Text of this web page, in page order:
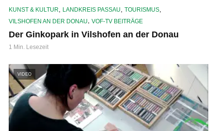
KUNST & KULTUR LANDKREIS PASSAU TOURISMUS
VILSHOFEN AN DER DONAU, VOF-TV BEITRÄGE
Der Ginkopark in Vilshofen an der Donau
1 Min. Lesezeit
VIDEO